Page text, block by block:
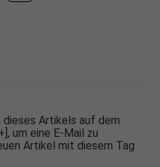
dieses Artikels auf dem
um eine E-Mail zu
Artikel mit diesem Tag